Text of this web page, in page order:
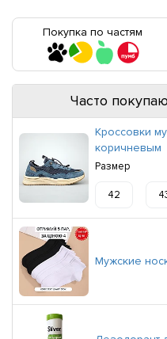
Покупка по частям
Часто
Кроссовки
коричневым
Размер
42
Мужские